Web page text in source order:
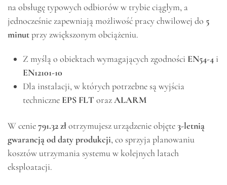
na obsługę typowych odbiorów w trybie ciągłym, a
jednocześnie zapewniają możliwość pracy chwilowej do 5
minutprzy zwiększonym obciążeniu.
Z myślą o obiektach wymagających zgodności EN54-4 i
EN12101-10
Dla instalacji, w których potrzebne są wyjścia
techniczne EPS FLT orazALARM
W cenie791.32 złotrzymujesz urządzenie objęte3-letnią
gwarancją od daty produkcji, co sprzyja planowaniu
kosztów utrzymania systemu w kolejnych latach
eksploatacji.